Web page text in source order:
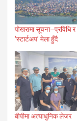
पोखरामा सूचना–प्रविधि र
‘स्टार्टअप’ मेला हुँदै
बीपीमा अत्याधुनिक लेजर